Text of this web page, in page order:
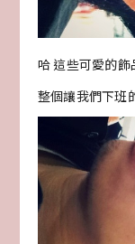
哈 這些可愛的飾
整個讓我們下班